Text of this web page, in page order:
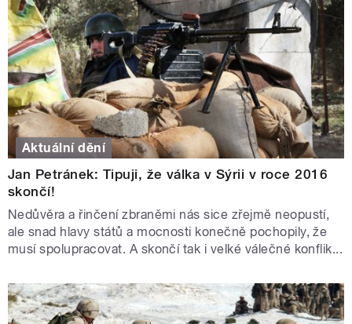
Aktuální dění
Jan Petránek: Tipuji, že válka v Sýrii v roce 2016
skončí!
Nedůvěra a řinčení zbraněmi nás sice zřejmě neopustí,
ale snad hlavy států a mocnosti konečně pochopily, že
musí spolupracovat. A skončí tak i velké válečné konflik...